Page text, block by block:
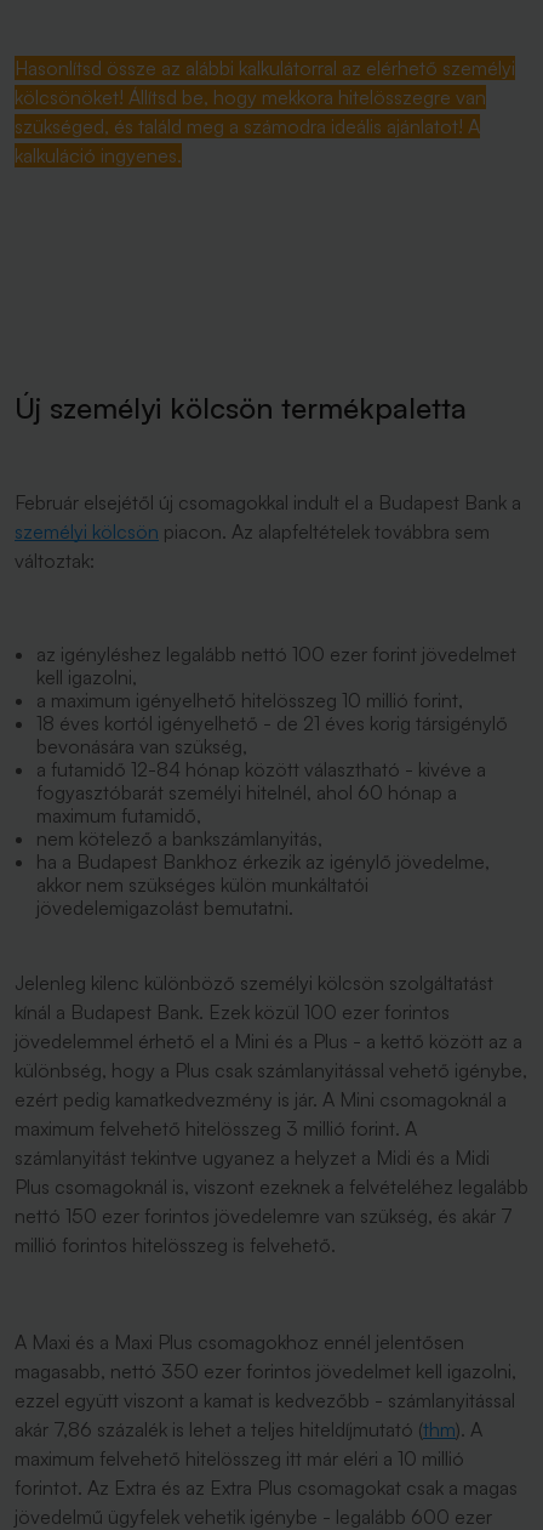
Hasonlítsd össze az alábbi kalkulátorral az elérhető személyi
kölcsönöket! Állítsd be, hogy mekkora hitelösszegre van
szükséged, és találd meg a számodra ideális ajánlatot! A
kalkuláció ingyenes.
Új személyi kölcsön termékpaletta
Február elsejétől új csomagokkal indult el a Budapest Bank a
személyi kölcsön piacon. Az alapfeltételek továbbra sem
változtak:
az igényléshez legalább nettó 100 ezer forint jövedelmet
kell igazolni,
a maximum igényelhető hitelösszeg 10 millió forint,
18 éves kortól igényelhető - de 21 éves korig társigénylő
bevonására van szükség,
a futamidő 12-84 hónap között választható - kivéve a
fogyasztóbarát személyi hitelnél, ahol 60 hónap a
maximum futamidő,
nem kötelező a bankszámlanyitás,
ha a Budapest Bankhoz érkezik az igénylő jövedelme,
akkor nem szükséges külön munkáltatói
jövedelemigazolást bemutatni.
Jelenleg kilenc különböző személyi kölcsön szolgáltatást
kínál a Budapest Bank. Ezek közül 100 ezer forintos
jövedelemmel érhető el a Mini és a Plus - a kettő között az a
különbség, hogy a Plus csak számlanyitással vehető igénybe,
ezért pedig kamatkedvezmény is jár. A Mini csomagoknál a
maximum felvehető hitelösszeg 3 millió forint. A
számlanyitást tekintve ugyanez a helyzet a Midi és a Midi
Plus csomagoknál is, viszont ezeknek a felvételéhez legalább
nettó 150 ezer forintos jövedelemre van szükség, és akár 7
millió forintos hitelösszeg is felvehető.
A Maxi és a Maxi Plus csomagokhoz ennél jelentősen
magasabb, nettó 350 ezer forintos jövedelmet kell igazolni,
ezzel együtt viszont a kamat is kedvezőbb - számlanyitással
akár 7,86 százalék is lehet a teljes hiteldíjmutató (thm). A
maximum felvehető hitelösszeg itt már eléri a 10 millió
forintot. Az Extra és az Extra Plus csomagokat csak a magas
jövedelmű ügyfelek vehetik igénybe - legalább 600 ezer